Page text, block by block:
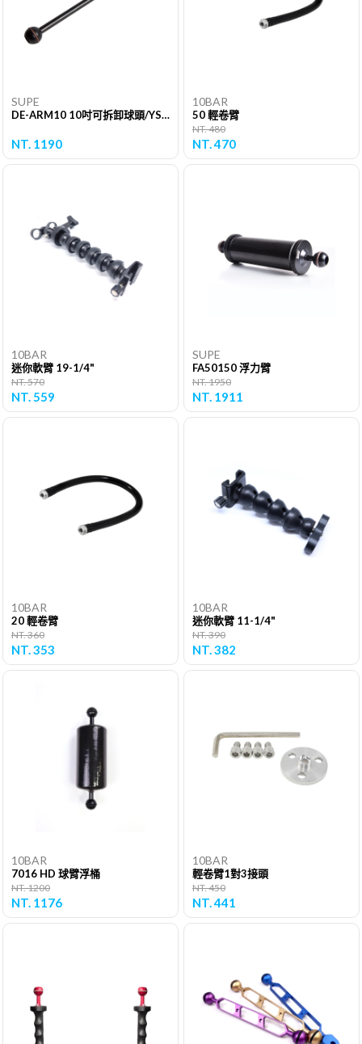
SUPE
DE-ARM10 10吋可拆卸球頭/YS夾
NT. 1190
10BAR
50 輕卷臂
NT. 480
NT. 470
10BAR
迷你軟臂 19-1/4"
NT. 570
NT. 559
SUPE
FA50150 浮力臂
NT. 1950
NT. 1911
10BAR
20 輕卷臂
NT. 360
NT. 353
10BAR
迷你軟臂 11-1/4"
NT. 390
NT. 382
10BAR
7016 HD 球臂浮桶
NT. 1200
NT. 1176
10BAR
輕卷臂1對3接頭
NT. 450
NT. 441